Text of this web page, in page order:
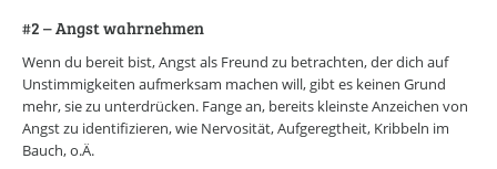
#2 – Angst wahrnehmen
Wenn du bereit bist, Angst als Freund zu betrachten, der dich auf
Unstimmigkeiten aufmerksam machen will, gibt es keinen Grund
mehr, sie zu unterdrücken. Fange an, bereits kleinste Anzeichen von
Angst zu identifizieren, wie Nervosität, Aufgeregtheit, Kribbeln im
Bauch, o.Ä.